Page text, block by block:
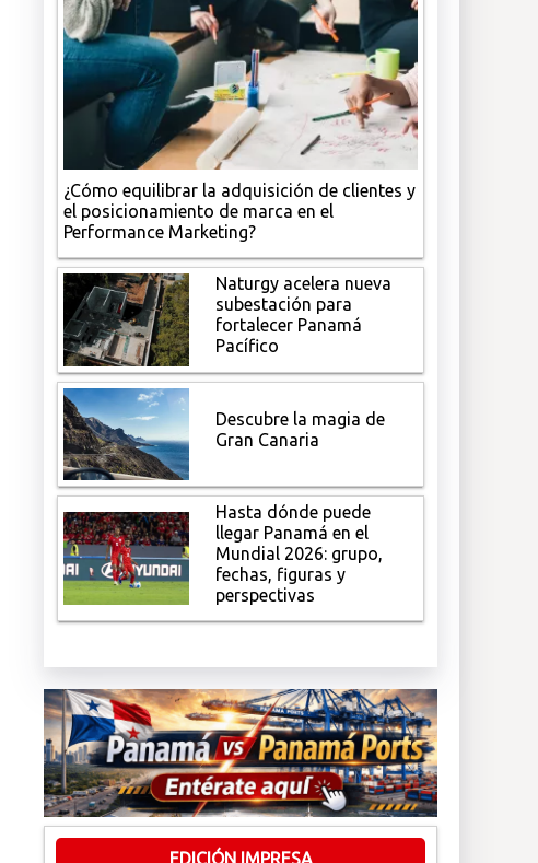
¿Cómo equilibrar la adquisición de clientes y
el posicionamiento de marca en el
Performance Marketing?
Naturgy acelera nueva
subestación para
fortalecer Panamá
Pacífico
Descubre la magia de
Gran Canaria
Hasta dónde puede
llegar Panamá en el
Mundial 2026: grupo,
fechas, figuras y
perspectivas
EDICIÓN IMPRESA